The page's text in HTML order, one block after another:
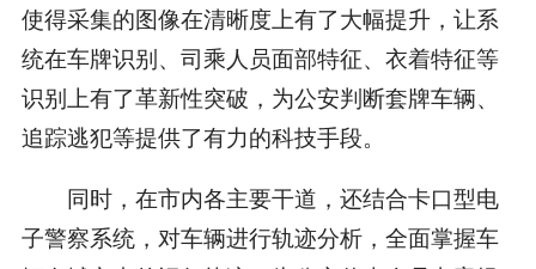
使得采集的图像在清晰度上有了大幅提升，让系
统在车牌识别、司乘人员面部特征、衣着特征等
识别上有了革新性突破，为公安判断套牌车辆、
追踪逃犯等提供了有力的科技手段。
同时，在市内各主要干道，还结合卡口型电
子警察系统，对车辆进行轨迹分析，全面掌握车